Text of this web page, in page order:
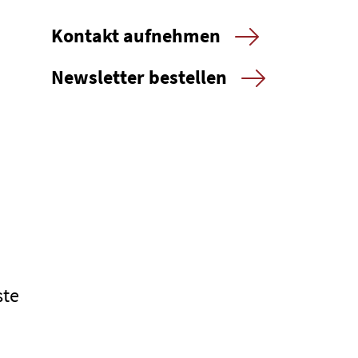
Kontakt aufnehmen
Newsletter bestellen